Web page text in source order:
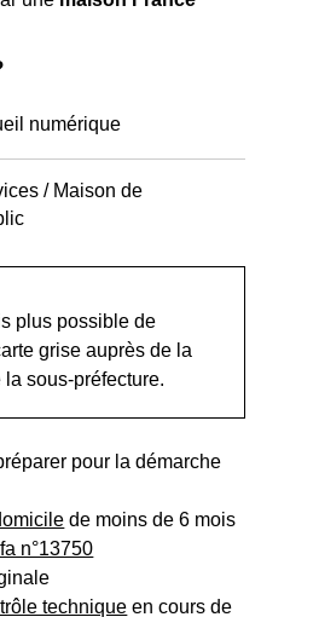
numérique
/ Maison de
plus possible de
grise auprès de la
sous-préfecture.
pour la démarche
de moins de 6 mois
n°13750
technique en cours de